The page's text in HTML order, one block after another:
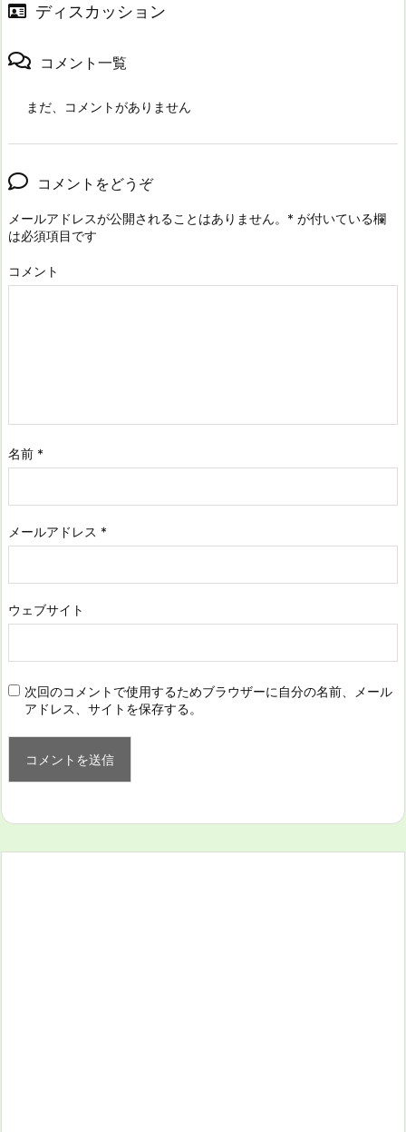
ディスカッション
コメント一覧
まだ、コメントがありません
コメントをどうぞ
メールアドレスが公開されることはありません。 * が付いている欄
は必須項目です
コメント
名前 *
メールアドレス *
ウェブサイト
次回のコメントで使用するためブラウザーに自分の名前、メール
アドレス、サイトを保存する。